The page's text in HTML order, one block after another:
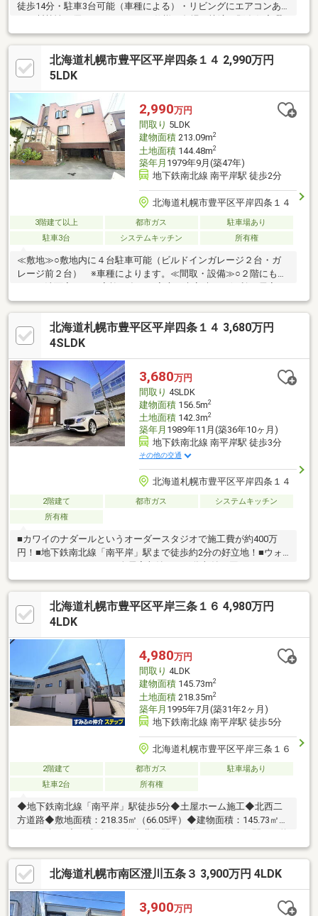
徒歩14分・駐車3台可能（車種による）・リビングにエアコンあ
疵保険（5年）加入予定・住宅ローン減税等各種税制優遇あり
北海道札幌市豊平区平岸四条１４ 2,990万円
5LDK
2,990万円
間取り 5LDK
建物面積213.09m2
土地面積144.48m2
築年月 1979年9月(築47年)
地下鉄南北線 南平岸駅 徒歩2分
北海道札幌市豊平区平岸四条１４
3階建て以上 都市ガス
駐車場あり
駐車3台
システムキッチン 所有権
≪敷地≫○敷地内に４台駐車可能（ビルドインガレージ２台・ガ
レージ前２台） ※車種によります。≪間取・設備≫○２階にもト
他にも収納スペースが充実○経済的な都市ガスＴＥＳボイラー採
用○暖房はセントラルヒーティング 火を使用せずお子様がいる
ご家庭も安心♪○冷暖房エアコンあり≪周辺環境≫○ローソン：徒
歩２分○イオン：徒歩３分○平岸ふたば内科クリニック：徒歩７分
な立地 周辺は落ち着いた住宅街で、生活利便性と住環境のバラ
ンスが良いエリア
北海道札幌市豊平区平岸四条１４ 3,680万円
4SLDK
3,680万円
間取り 4SLDK
建物面積156.5m2
土地面積142.3m2
築年月 1989年11月(築36年10ヶ月)
地下鉄南北線 南平岸駅 徒歩3分
その他の交通
北海道札幌市豊平区平岸四条１４
2階建て 都市ガス
システムキッチン
所有権
■カワイのナダールというオーダースタジオで施工費が約400万
円！■地下鉄南北線「南平岸」駅まで徒歩約2分の好立地！■ウォ
りません！■南向きにつき日当たり良好！■近隣商業施設多数あ
り！生活利便性が優れております！
北海道札幌市豊平区平岸三条１６ 4,980万円
4LDK
4,980万円
間取り 4LDK
建物面積145.73m2
土地面積218.35m2
築年月 1995年7月(築31年2ヶ月)
地下鉄南北線 南平岸駅 徒歩5分
北海道札幌市豊平区平岸三条１６
2階建て 都市ガス
駐車場あり
駐車2台
所有権
◆地下鉄南北線「南平岸」駅徒歩5分◆土屋ホーム施工◆北西二
方道路◆敷地面積：218.35㎡（66.05坪）◆建物面積：145.73㎡
12.5ｍ◆車庫2台（車種による）◆熱交換機暖房システム◆1階2
階トイレ◆1階に居室2部屋あり
北海道札幌市南区澄川五条３ 3,900万円 4LDK
3,900万円